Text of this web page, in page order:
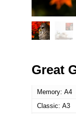
Great
Memory: A4
Classic: A3